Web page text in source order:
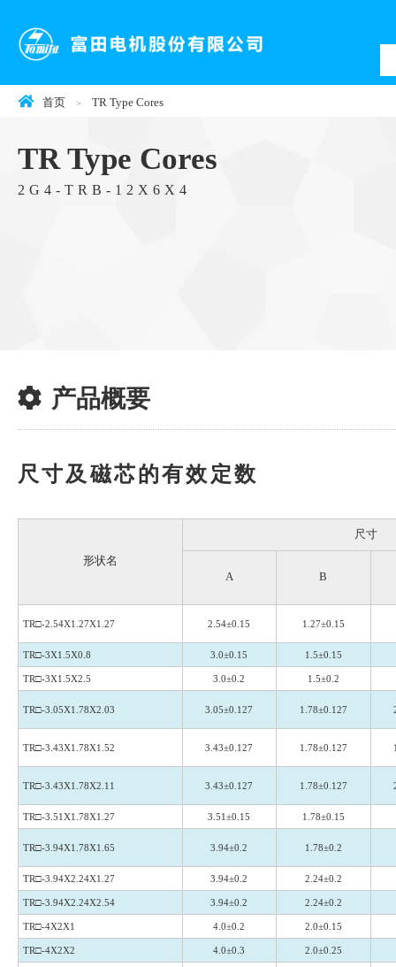
首页 TR Type Cores
TR Type Cores
2G4-TRB-12X6X4
产品概要
尺寸及磁芯的有效定数
形状名
尺寸
A B
TR□-2.54X1.27X1.27 2.54±0.15 1.27±0.15
TR□-3X1.5X0.8 3.0±0.15 1.5±0.15
TR□-3X1.5X2.5 3.0±0.2 1.5±0.2
TR□-3.05X1.78X2.03 3.05±0.127 1.78±0.127
TR□-3.43X1.78X1.52 3.43±0.127 1.78±0.127
TR□-3.43X1.78X2.11 3.43±0.127 1.78±0.127
TR□-3.51X1.78X1.27 3.51±0.15 1.78±0.15
TR□-3.94X1.78X1.65 3.94±0.2 1.78±0.2
TR□-3.94X2.24X1.27 3.94±0.2 2.24±0.2
TR□-3.94X2.24X2.54 3.94±0.2 2.24±0.2
TR□-4X2X1 4.0±0.2 2.0±0.15
TR□-4X2X2 4.0±0.3 2.0±0.25